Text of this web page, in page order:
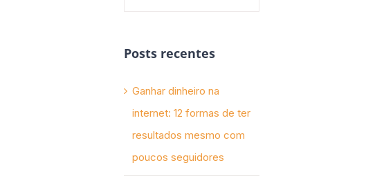
Posts recentes
Ganhar dinheiro na
internet: 12 formas de ter
resultados mesmo com
poucos seguidores